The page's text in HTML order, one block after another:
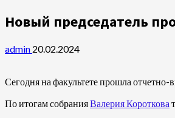
Новый председатель
admin 20.02.2024
Сегодня на факультете прошла
По итогам собранияВалерия Короткова